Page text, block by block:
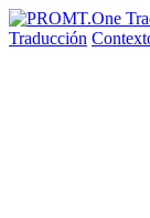
Traducción